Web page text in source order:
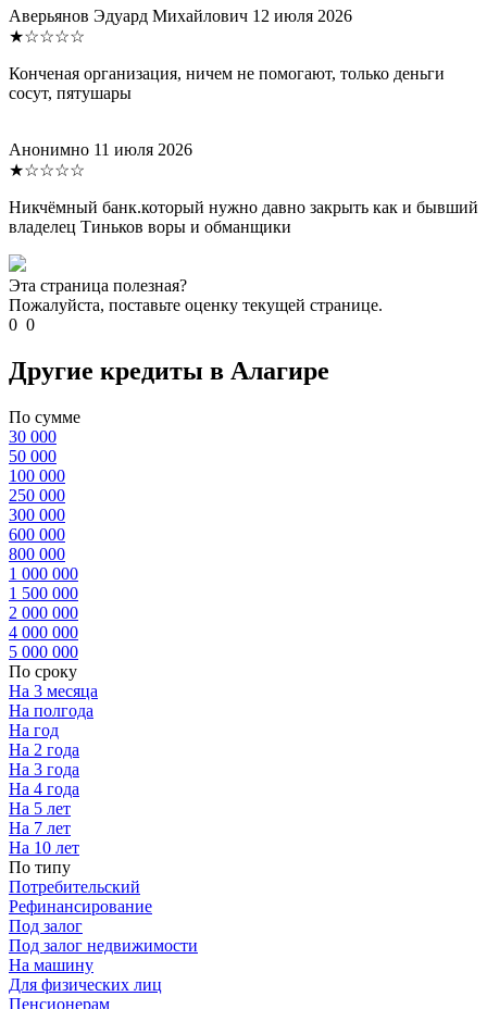
Аверьянов Эдуард Михайлович 12 июля 2026
★☆☆☆☆
Конченая организация, ничем не помогают, только деньги
сосут, пятушары
Анонимно 11 июля 2026
★☆☆☆☆
Никчёмный банк.который нужно давно закрыть как и бывший
владелец Тиньков воры и обманщики
Эта страница полезная?
Пожалуйста, поставьте оценку текущей странице.
0 0
Другие кредиты в Алагире
По сумме
30 000
50 000
100 000
250 000
300 000
600 000
800 000
1 000 000
1 500 000
2 000 000
4 000 000
5 000 000
По сроку
На 3 месяца
На полгода
На год
На 2 года
На 3 года
На 4 года
На 5 лет
На 7 лет
На 10 лет
По типу
Потребительский
Рефинансирование
Под залог
Под залог недвижимости
На машину
Для физических лиц
Пенсионерам